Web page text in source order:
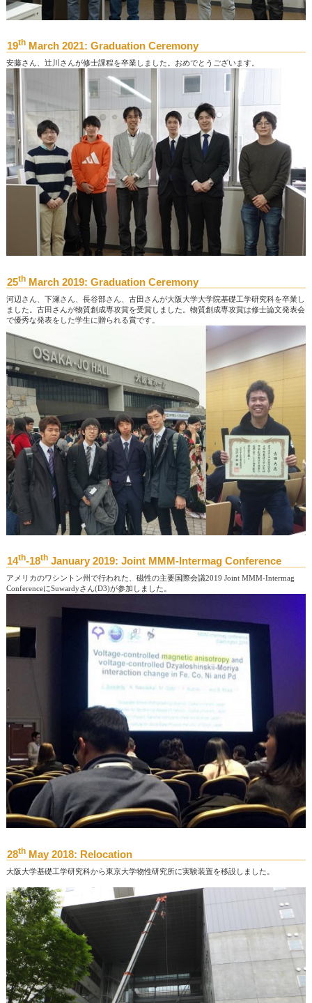
19thMarch 2021: Graduation Ceremony
安藤さん、辻川さんが修士課程を卒業しました。おめでとうございます。
25thMarch 2019: Graduation Ceremony
河辺さん、下瀬さん、長谷部さん、古田さんが大阪大学大学院基礎工学研究科を卒業し
ました。古田さんが物質創成専攻賞を受賞しました。物質創成専攻賞は修士論文発表会
で優秀な発表をした学生に贈られる賞です。
14th-18thJanuary 2019: Joint MMM-Intermag Conference
アメリカのワシントン州で行われた、磁性の主要国際会議2019 Joint MMM-Intermag
ConferenceにSuwardyさん(D3)が参加しました。
28thMay 2018: Relocation
大阪大学基礎工学研究科から東京大学物性研究所に実験装置を移設しました。